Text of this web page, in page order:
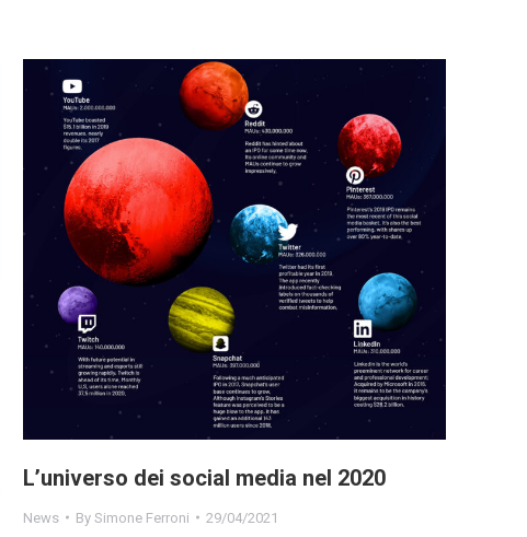
L’universo dei social media nel 2020
News By Simone Ferroni 29/04/2021